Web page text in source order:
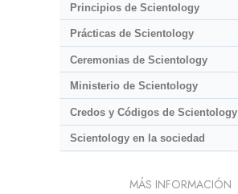
Principios de Scientology
Prácticas de Scientology
Ceremonias de Scientology
Ministerio de Scientology
Credos y Códigos de Scientology
Scientology en la sociedad
MÁS INFORMACIÓN